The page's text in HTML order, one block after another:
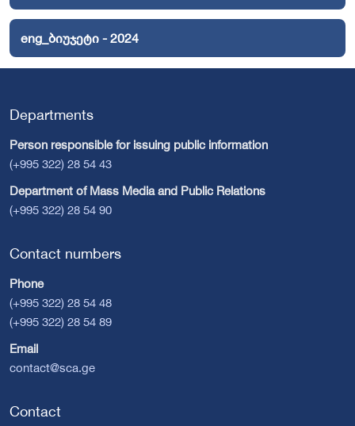
eng_ბიუჯეტი - 2024
Departments
Person responsible for issuing public information
(+995 322) 28 54 43
Department of Mass Media and Public Relations
(+995 322) 28 54 90
Contact numbers
Phone
(+995 322) 28 54 48
(+995 322) 28 54 89
Email
contact@sca.ge
Contact